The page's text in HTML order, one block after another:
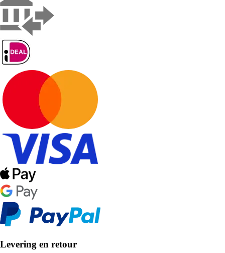
Levering en retour